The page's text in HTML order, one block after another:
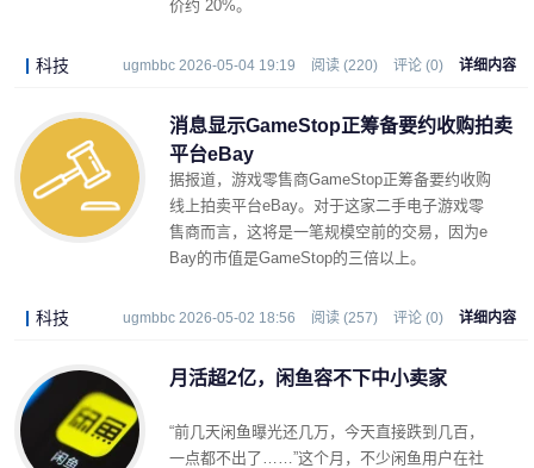
价约 20%。
科技 ugmbbc 2026-05-04 19:19 阅读 (220) 评论 (0) 详细内容
消息显示GameStop正筹备要约收购拍卖
平台eBay
据报道，游戏零售商GameStop正筹备要约收购
线上拍卖平台eBay。对于这家二手电子游戏零
售商而言，这将是一笔规模空前的交易，因为e
Bay的市值是GameStop的三倍以上。
科技 ugmbbc 2026-05-02 18:56 阅读 (257) 评论 (0) 详细内容
月活超2亿，闲鱼容不下中小卖家
“前几天闲鱼曝光还几万，今天直接跌到几百，
一点都不出了……”这个月，不少闲鱼用户在社